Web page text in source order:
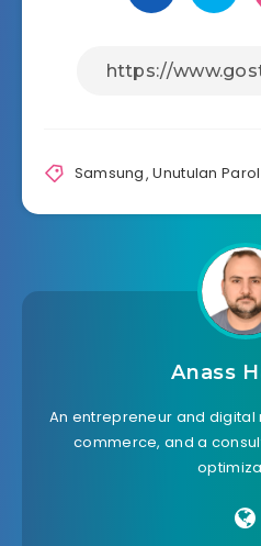
Samsung,Unutulan
Anass
An entrepreneur and
commerce, and a